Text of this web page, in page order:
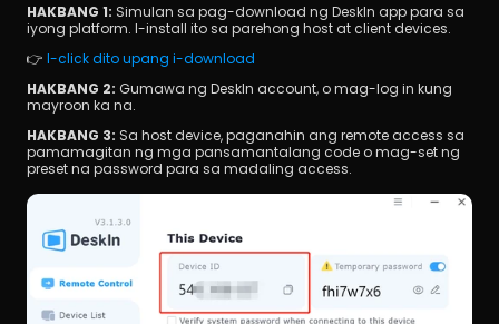
HAKBANG 1: Simulan sa pag-download ng DeskIn app para sa
iyong platform. I-install ito sa parehong host at client devices.
👉 I-click dito upang i-download
HAKBANG 2: Gumawa ng DeskIn account, o mag-log in kung
mayroon ka na.
HAKBANG 3: Sa host device, paganahin ang remote access sa
pamamagitan ng mga pansamantalang code o mag-set ng
preset na password para sa madaling access.